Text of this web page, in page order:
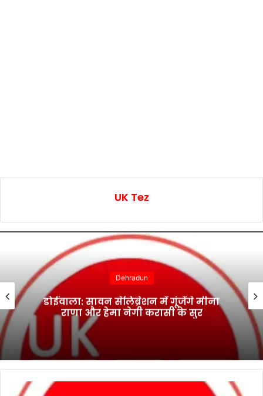
UK Tez
Dehradun
डोईवाला: सावन सेलिब्रेशन में गूंजेंगे मीना
राणा और हेमा नेगी करासी के सुर